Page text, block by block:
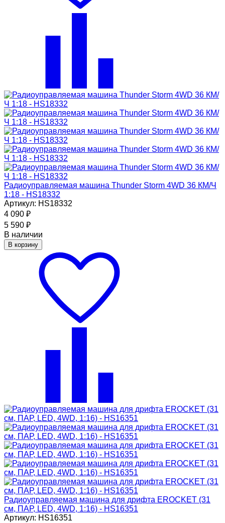
Радиоуправляемая машина Thunder Storm 4WD 36 КМ/Ч
1:18 - HS18332
Артикул: HS18332
4 090 ₽
5 590 ₽
В наличии
В корзину
Радиоуправляемая машина для дрифта EROCKET (31
см, ПАР, LED, 4WD, 1:16) - HS16351
Артикул: HS16351